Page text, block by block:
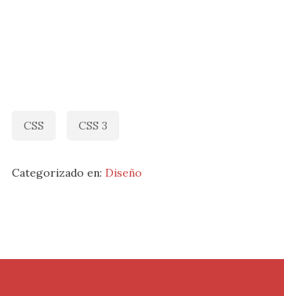
CSS CSS 3
Categorizado en: Diseño